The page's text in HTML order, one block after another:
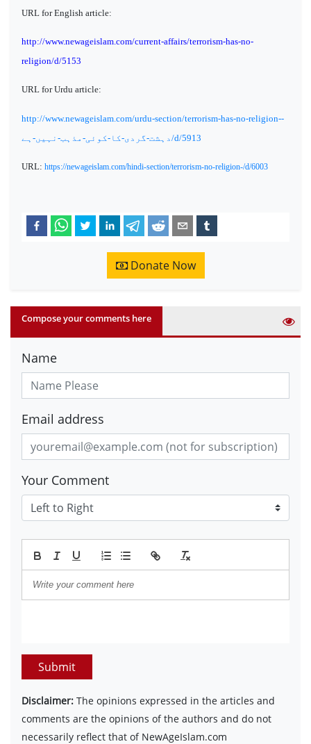
URL for English article:
http://www.newageislam.com/current-affairs/terrorism-has-no-
religion/d/5153
URL for Urdu article:
http://www.newageislam.com/urdu-section/terrorism-has-no-religion--
دہشت-گردی-کا-کوئی-مذہب-نہیں-ہے/d/5913
URL: https://newageislam.com/hindi-section/terrorism-no-religion-/d/6003
Donate Now
Compose your comments here
Name
Email address
Your Comment
Submit
Disclaimer: The opinions expressed in the articles and
comments are the opinions of the authors and do not
necessarily reflect that of NewAgeIslam.com